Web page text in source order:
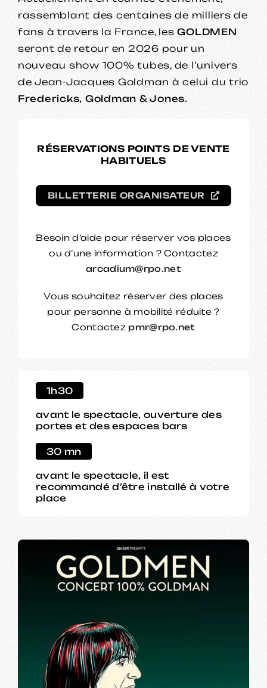
rassemblant des centaines de milliers de
fans à travers la France, lesGOLDMEN
seront de retour en 2026 pour un
nouveau show 100% tubes, de l’univers
de Jean-Jacques Goldman à celui du trio
Fredericks, Goldman & Jones.
RÉSERVATIONS POINTS DE VENTE
HABITUELS
BILLETTERIE ORGANISATEUR
Besoin d’aide pour réserver vos places
ou d’une information ? Contactez
arcadium@rpo.net
Vous souhaitez réserver des places
pour personne à mobilité réduite ?
Contactez pmr@rpo.net
1h30
avant le spectacle, ouverture des
portes et des espaces bars
30 mn
avant le spectacle, il est
recommandé d’être installé à votre
place